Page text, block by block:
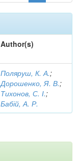
Author(s)
Поляруш, К. А.;
Дорошенко, Я. В.;
Тихонов, С. І.;
Бабій, А. Р.